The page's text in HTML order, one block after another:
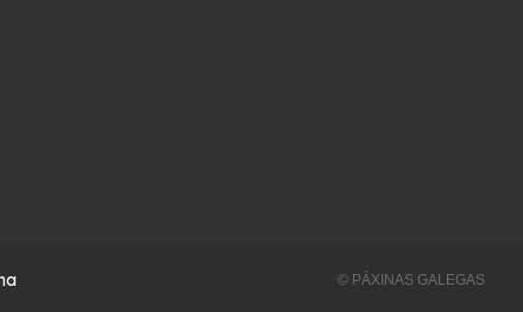
© PÁXINAS GALEGAS